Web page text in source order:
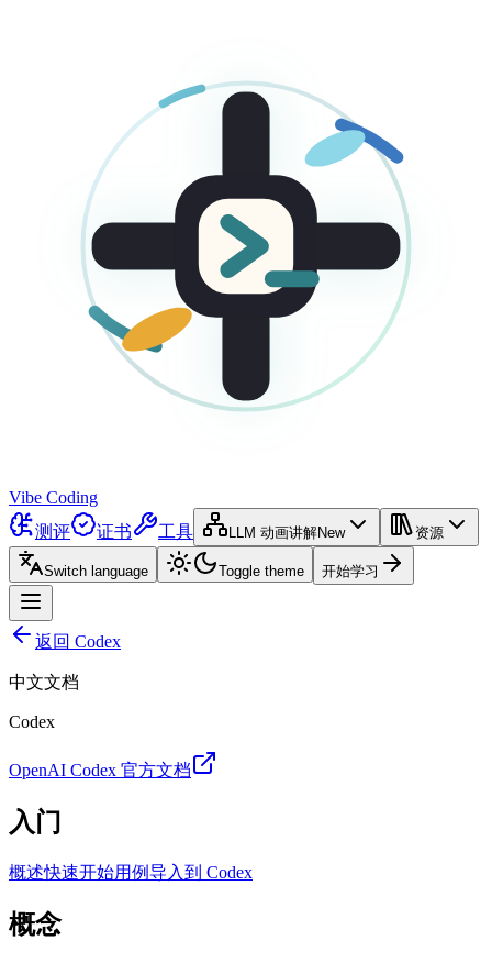
Vibe Coding
测评
证书 工具 LLM 动画讲解New 资源
Switch language Toggle theme 开始学习
返回 Codex
中文文档
Codex
OpenAI Codex 官方文档
入门
概述快速开始用例导入到 Codex
概念